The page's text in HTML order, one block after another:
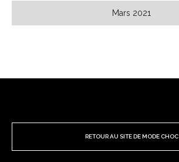
Mars 2021
RETOUR AU SITE DE MODE CHOC